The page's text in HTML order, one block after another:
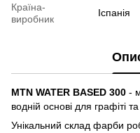
Країна-
виробник
Іспанія
MTN WATER BASED 300 -
водній основі для графіті
Унікальний склад фарби